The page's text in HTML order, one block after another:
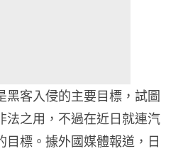
黑客入侵的主要目標，試圖
法之用，不過在近日就連汽
目標。據外國媒體報道，日